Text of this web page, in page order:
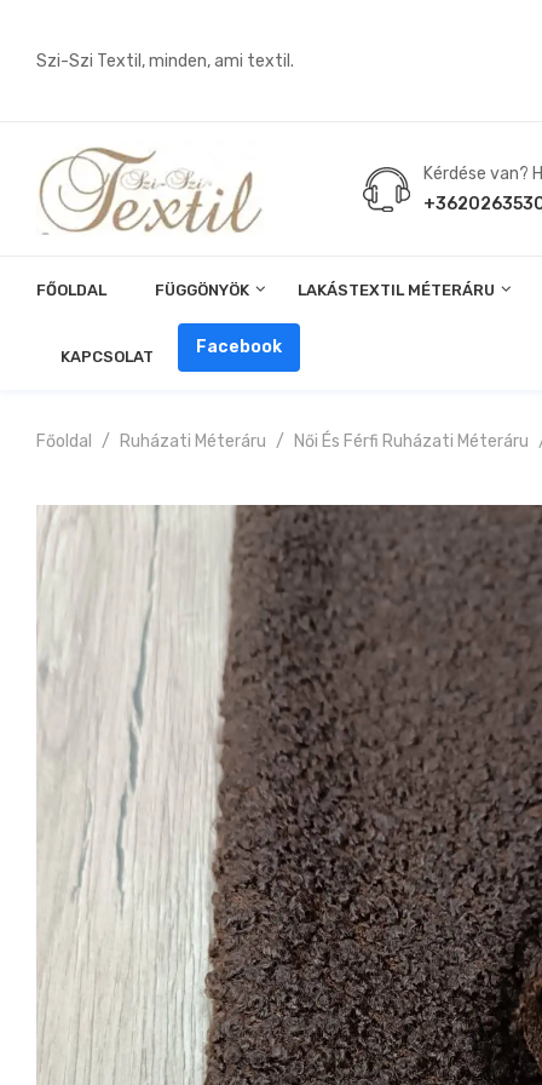
Szi-Szi Textil, minden, ami textil.
Kérdése van?
FŐOLDAL FÜGGÖNYÖK LAKÁSTEXTIL MÉTERÁRU
KAPCSOLAT Facebook
Főoldal Ruházati Méteráru Női És Férfi Ruházati Méteráru